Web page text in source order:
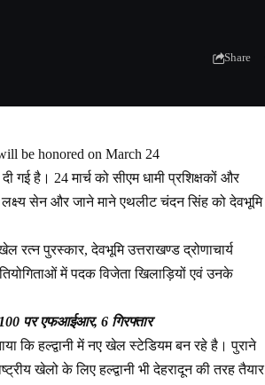
Share
be honored on March 24
गई है। 24 मार्च को सीएम धामी प्रशिक्षकों और
सेन और जाने माने एथलीट चंदन सिंह को देवभूमि
पुरस्कार, देवभूमि उत्तराखण्ड द्रोणाचार्य
में पदक विजेता खिलाड़ियों एवं उनके
पर एफआईआर, 6 गिरफ्तार
कि हल्द्वानी में नए खेल स्टेडियम बन रहे है। पुराने
खेलो के लिए हल्द्वानी भी देहरादून की तरह तैयार